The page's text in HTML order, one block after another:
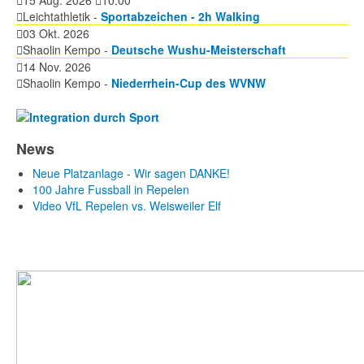
Leichtathletik - Sportabzeichen - 2h Walking
03 Okt. 2026
Shaolin Kempo - Deutsche Wushu-Meisterschaft
14 Nov. 2026
Shaolin Kempo - Niederrhein-Cup des WVNW
News
Neue Platzanlage - Wir sagen DANKE!
100 Jahre Fussball in Repelen
Video VfL Repelen vs. Weisweiler Elf